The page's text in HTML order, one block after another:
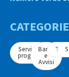
CATEGORIE
Servizi e
progetti
Bandi
e
Avvisi